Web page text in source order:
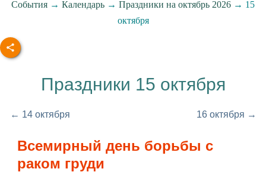
События → Календарь → Праздники на октябрь 2026 → 15
октября
Праздники 15 октября
← 14 октября 16 октября →
Всемирный день борьбы с
раком груди